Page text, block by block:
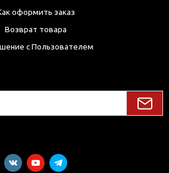
оформить заказ
Возврат товара
с Пользователем